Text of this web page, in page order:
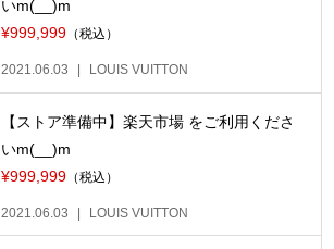
いm(__)m
¥999,999 （税込）
2021.06.03 LOUIS VUITTON
【ストア準備中】楽天市場 をご利用くださ
いm(__)m
¥999,999 （税込）
2021.06.03 LOUIS VUITTON